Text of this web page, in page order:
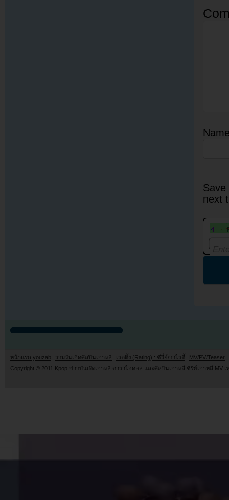
next
หน้าแรก youzab รวมวันเกิดศิลปินเกาหลี เรตติ้ง (Rating) : ซีรี่ย์/วาไรตี้
MV/PV/Teaser
Copyright © 2011 Kpop ข่าวบันเทิงเกาหลี ดาราไอดอล และศิลปินเกาหลี ซีรี่ย์เกาหลี MV